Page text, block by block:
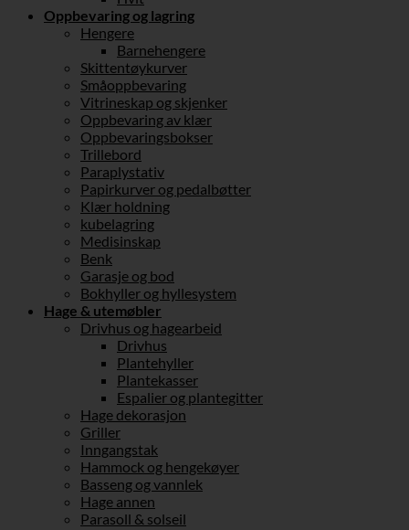
Oppbevaring og lagring
Hengere
Barnehengere
Skittentøykurver
Småoppbevaring
Vitrineskap og skjenker
Oppbevaring av klær
Oppbevaringsbokser
Trillebord
Paraplystativ
Papirkurver og pedalbøtter
Klær holdning
kubelagring
Medisinskap
Benk
Garasje og bod
Bokhyller og hyllesystem
Hage & utemøbler
Drivhus og hagearbeid
Drivhus
Plantehyller
Plantekasser
Espalier og plantegitter
Hage dekorasjon
Griller
Inngangstak
Hammock og hengekøyer
Basseng og vannlek
Hage annen
Parasoll & solseil